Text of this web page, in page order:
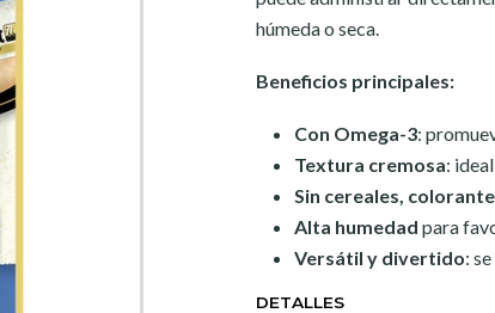
húmeda o seca.
Beneficios principales:
Con Omega-3:
Textura cremosa:
Sin cereales,
Alta humedad para
Versátil y divertido:
DETALLES